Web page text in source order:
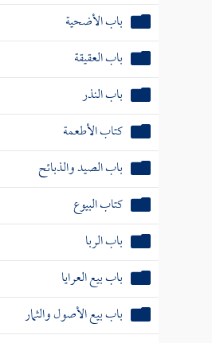
باب الأضحية
باب العقيقة
باب النذر
كتاب الأطعمة
باب الصيد والذبائح
كتاب البيوع
باب الربا
باب بيع العرايا
باب بيع الأصول والثمار